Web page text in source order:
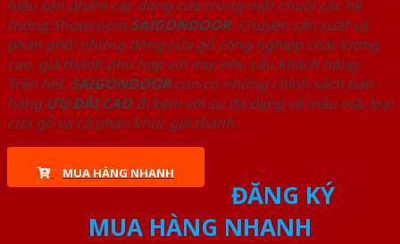
hiệu sản phẩm các dòng cửa trong một chuỗi các hệ
thống Showroom SAIGONDOOR. Chuyên sản xuất và
phân phối những dòng cửa gỗ công nghiệp chất lượng
cao, giá thành phù hợp với mọi nhu cầu khách hàng.
Trên hết, SAIGONDOORcòn có những chính sách bán
hàng ƯU ĐÃI CAOđi kèm với sự đa dạng về mẫu mã, loại
cửa gỗ và cả phân khúc giá thành.
MUA HÀNG NHANH
ĐĂNG KÝ
MUA HÀNG NHANH